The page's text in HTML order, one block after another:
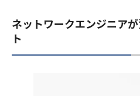
ネットワークエンジニア
ト